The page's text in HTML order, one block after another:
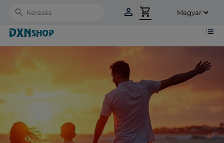
Search person shopping_cart
list